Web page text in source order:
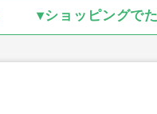
▾ショッピングで